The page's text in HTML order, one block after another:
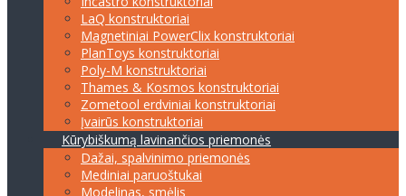
LaQ konstruktoriai
Magnetiniai PowerClix konstruktoriai
PlanToys konstruktoriai
Poly-M konstruktoriai
Thames & Kosmos konstruktoriai
Zometool erdviniai konstruktoriai
Įvairūs konstruktoriai
Kūrybiškumą lavinančios priemonės
Dažai, spalvinimo priemonės
Mediniai paruoštukai
Modelinas, smėlis